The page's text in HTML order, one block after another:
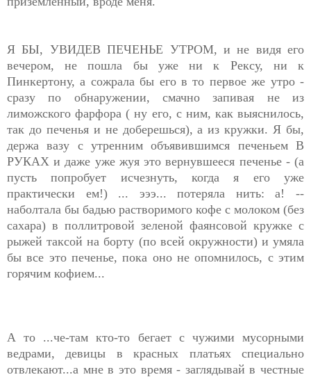
Я БЫ, УВИДЕВ ПЕЧЕНЬЕ УТРОМ, и не видя его
вечером, не пошла бы уже ни к Рексу, ни к
Пинкертону, а сожрала бы его в то первое же утро -
сразу по обнаружении, смачно запивая не из
лиможского фарфора ( ну его, с ним, как выяснилось,
так до печенья и не доберешься), а из кружки. Я бы,
держа вазу с утренним объявившимся печеньем В
РУКАХ и даже уже жуя это вернувшееся печенье - (а
пусть попробует исчезнуть, когда я его уже
практически ем!) ... эээ... потеряла нить: а! --
наболтала бы бадью растворимого кофе с молоком (без
сахара) в поллитровой зеленой фаянсовой кружке с
рыжей таксой на борту (по всей окружности) и умяла
бы все это печенье, пока оно не опомнилось, с этим
горячим кофием...
А то ...че-там кто-то бегает с чужими мусорными
ведрами, девицы в красных платьях специально
отвлекают...а мне в это время - заглядывай в честные